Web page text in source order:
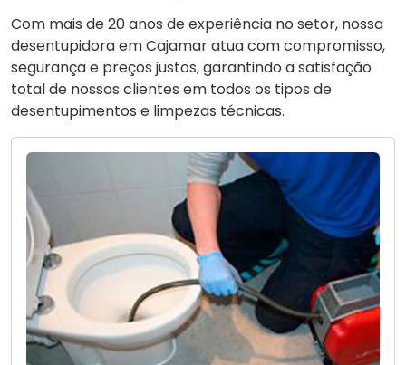
Com mais de 20 anos de experiência no setor, nossa
desentupidora em Cajamar atua com compromisso,
segurança e preços justos, garantindo a satisfação
total de nossos clientes em todos os tipos de
desentupimentos e limpezas técnicas.